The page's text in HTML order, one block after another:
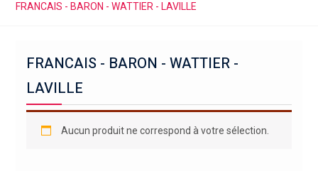
FRANCAIS - BARON - WATTIER - LAVILLE
FRANCAIS - BARON - WATTIER -
LAVILLE
Aucun produit ne correspond à votre sélection.